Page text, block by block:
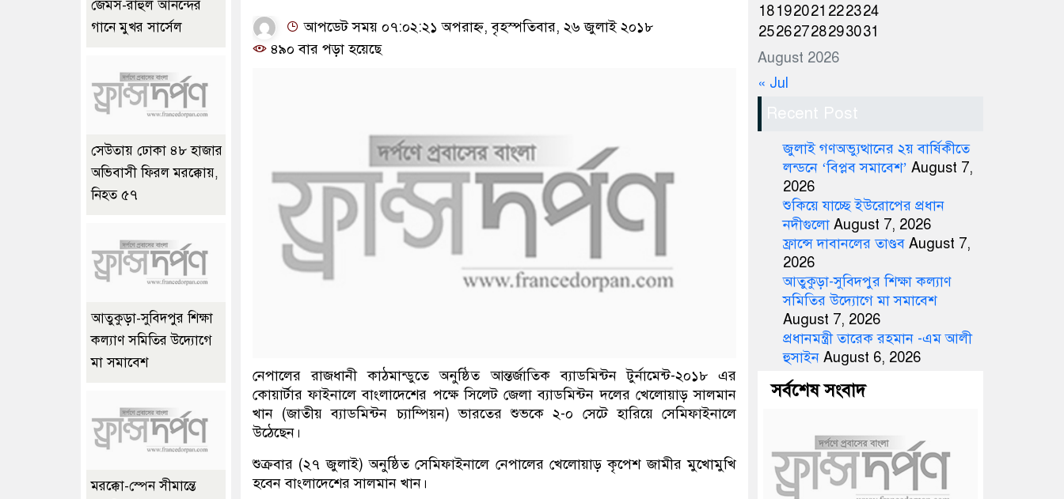
আপডেট সময় ০৭:০২:২১ অপরাহ্ন, বৃহস্পতিবার, ২৬ জুলাই ২০১৮
৪৯০ বার পড়া হয়েছে
নেপালের রাজধানী কাঠমান্ডুতে অনুষ্ঠিত আন্তর্জাতিক ব্যাডমিন্টন টুর্নামেন্ট-২০১৮ এর
কোয়ার্টার ফাইনালে বাংলাদেশের পক্ষে সিলেট জেলা ব্যাডমিন্টন দলের খেলোয়াড় সালমান
খান (জাতীয় ব্যাডমিন্টন চ্যাম্পিয়ন) ভারতের শুভকে ২-০ সেটে হারিয়ে সেমিফাইনালে
উঠেছেন।
শুক্রবার (২৭ জুলাই) অনুষ্ঠিত সেমিফাইনালে নেপালের খেলোয়াড় কৃপেশ জামীর মুখোমুখি
হবেন বাংলাদেশের সালমান খান।
জেমস-রাহুল আনন্দের
গানে মুখর সার্সেল
সেউতায় ঢোকা ৪৮ হাজার
অভিবাসী ফিরল মরক্কোয়,
নিহত ৫৭
আতুকুড়া-সুবিদপুর শিক্ষা
কল্যাণ সমিতির উদ্যোগে
মা সমাবেশ
মরক্কো-স্পেন সীমান্তে
August 2026
18192021 222324
25262728293031
« Jul
Recent Post
জুলাই গণঅভ্যুত্থানের ২য় বার্ষিকীতে
লন্ডনে ‘বিপ্লব সমাবেশ’ August 7,
2026
শুকিয়ে যাচ্ছে ইউরোপের প্রধান
নদীগুলো August 7, 2026
ফ্রান্সে দাবানলের তাণ্ডব August 7,
2026
আতুকুড়া-সুবিদপুর শিক্ষা কল্যাণ
সমিতির উদ্যোগে মা সমাবেশ
August 7, 2026
প্রধানমন্ত্রী তারেক রহমান -এম আলী
হুসাইন August 6, 2026
সর্বশেষ সংবাদ